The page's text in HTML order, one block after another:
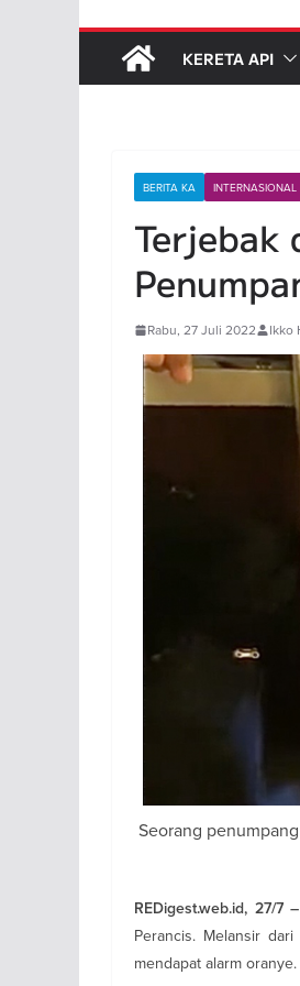
KERETA API
BERITA KA INTERNASIONAL
Terjebak
Rabu, 27 Juli 2022 Ikko
Seorang
REDigest.web.id, 27/7 –
Perancis. Melansir dari
mendapat alarm